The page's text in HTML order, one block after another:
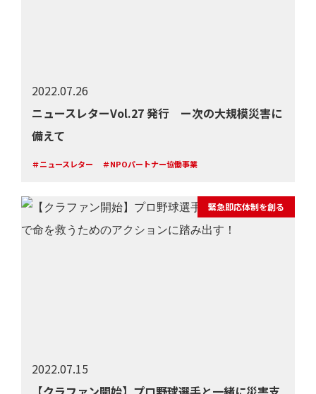
2022.07.26
ニュースレターVol.27 発行 ー次の大規模災害に
備えて
＃ニュースレター ＃NPOパートナー協働事業
2022.07.15
緊急即応体制を創る